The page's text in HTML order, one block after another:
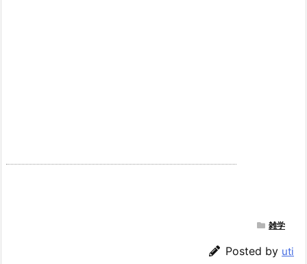
雑学
Posted by uti